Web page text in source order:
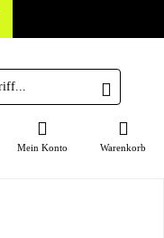
Warenkorb
Mein Konto